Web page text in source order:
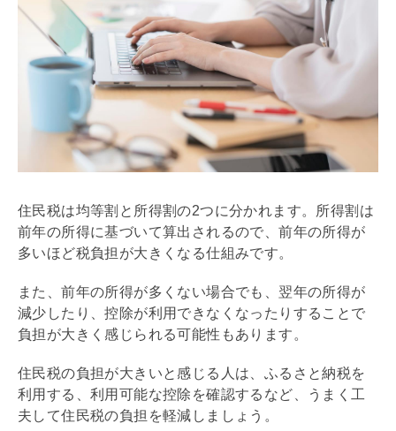
住民税は均等割と所得割の2つに分かれます。所得割は
前年の所得に基づいて算出されるので、前年の所得が
多いほど税負担が大きくなる仕組みです。
また、前年の所得が多くない場合でも、翌年の所得が
減少したり、控除が利用できなくなったりすることで
負担が大きく感じられる可能性もあります。
住民税の負担が大きいと感じる人は、ふるさと納税を
利用する、利用可能な控除を確認するなど、うまく工
夫して住民税の負担を軽減しましょう。